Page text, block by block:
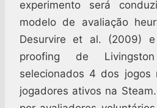
experimento será
modelo de avaliação
Desurvire et al. (2009)
proofing de
selecionados 4 dos jogos
jogadores ativos na